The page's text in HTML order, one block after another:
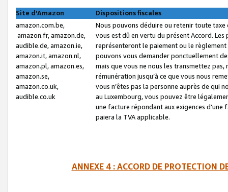
Site d’Amazon
Dispositions fiscales
amazon.com.be,
amazon.fr, amazon.de,
audible.de, amazon.ie,
amazon.it, amazon.nl,
amazon.pl, amazon.es,
amazon.se,
amazon.co.uk,
audible.co.uk
Nous pouvons déduire ou retenir toute
vous est dû en vertu du présent Accord.
représenteront le paiement ou le
pouvons vous demander ponctuellement
mais que vous ne nous les transmettez
rémunération jusqu’à ce que vous nous
vous n’êtes pas la personne auprès de qui
au Luxembourg, vous pouvez être
une facture répondant aux exigences
paiera la TVA applicable.
ANNEXE 4 : ACCORD DE PROTECTION